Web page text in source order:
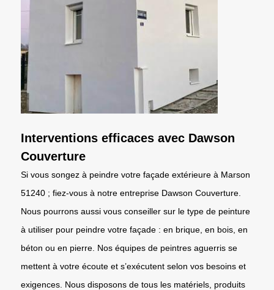
Interventions efficaces avec Dawson
Couverture
Si vous songez à peindre votre façade extérieure à Marson
51240 ; fiez-vous à notre entreprise Dawson Couverture.
Nous pourrons aussi vous conseiller sur le type de peinture
à utiliser pour peindre votre façade : en brique, en bois, en
béton ou en pierre. Nos équipes de peintres aguerris se
mettent à votre écoute et s’exécutent selon vos besoins et
exigences. Nous disposons de tous les matériels, produits